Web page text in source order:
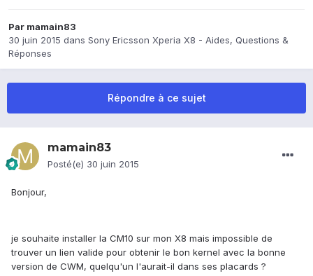
Par mamain83
30 juin 2015 dans Sony Ericsson Xperia X8 - Aides, Questions &
Réponses
Répondre à ce sujet
mamain83
Posté(e) 30 juin 2015
Bonjour,
je souhaite installer la CM10 sur mon X8 mais impossible de
trouver un lien valide pour obtenir le bon kernel avec la bonne
version de CWM, quelqu'un l'aurait-il dans ses placards ?